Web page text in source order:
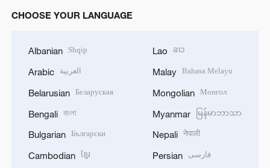
CHOOSE YOUR LANGUAGE
Albanian Shqip
Arabic العربية
Belarusian Беларуская
Bengali বাংলা
Bulgarian Български
Cambodian ខ្មែរ
Lao ລາວ
Malay Bahasa Melayu
Mongolian Монгол
Myanmar မြန်မာဘာသာ
Nepali नेपाली
Persian فارسی